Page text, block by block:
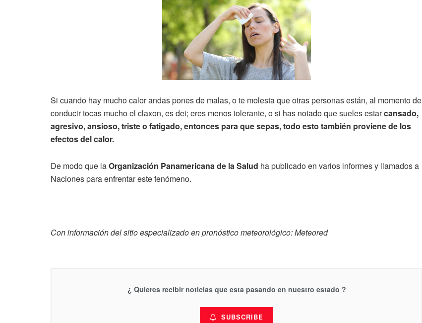
Si cuando hay mucho calor andas pones de malas, o te molesta que otras personas están, al momento de
conducir tocas mucho el claxon, es dei; eres menos tolerante, o si has notado que sueles estarcansado,
agresivo, ansioso, triste o fatigado, entonces para que sepas, todo esto también proviene de los
efectos del calor.
De modo que laOrganización Panamericana de la Salud ha publicado en varios informes y llamados a
Naciones para enfrentar este fenómeno.
Con información del sitio especializado en pronóstico meteorológico: Meteored
¿ Quieres recibir noticias que esta pasando en nuestro estado ?
SUBSCRIBE